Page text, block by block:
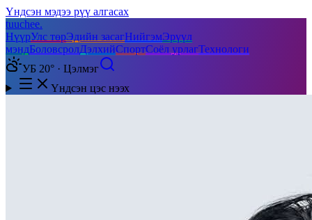
Үндсэн мэдээ рүү алгасах
tuuchee.
НүүрУлс төрЭдийн засагНийгэмЭрүүл
мэндБоловсролДэлхийСпортСоёл урлагТехнологи
УБ 20° · Цэлмэг
Үндсэн цэс нээх